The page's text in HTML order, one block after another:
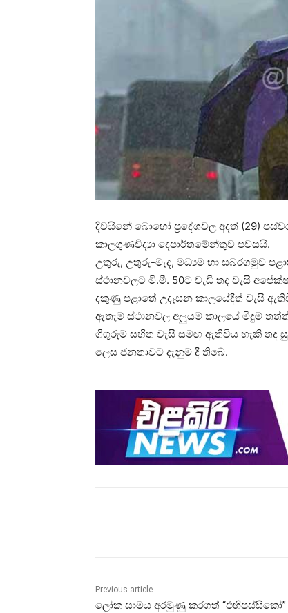
දිවයිනේ බොහෝ ප්‍රදේශවල අදත් (29)
කාලගුණවිද්‍යා දෙපාර්තමේන්තුව පවසයි.
උතුරු, උතුරු-මැද, මධ්‍යම හා සබරගමුව
ස්ථානවලට මි.මී. 50ට වැඩි තද වැසි
දකුණු පළාතේ උදෑසන කාලයේදීත් වැසි
ඇතැම් ස්ථානවල අලුයම් කාලයේ මීදුම්
ගිගුරුම් සහිත වැසි සමඟ ඇතිවිය හැකි තද
ලෙස ජනතාවට දැනුම් දී තිබේ.
Previous article
ලෝක සාමය අරමුණු කරගත් “එහිපස්සිකෝ”